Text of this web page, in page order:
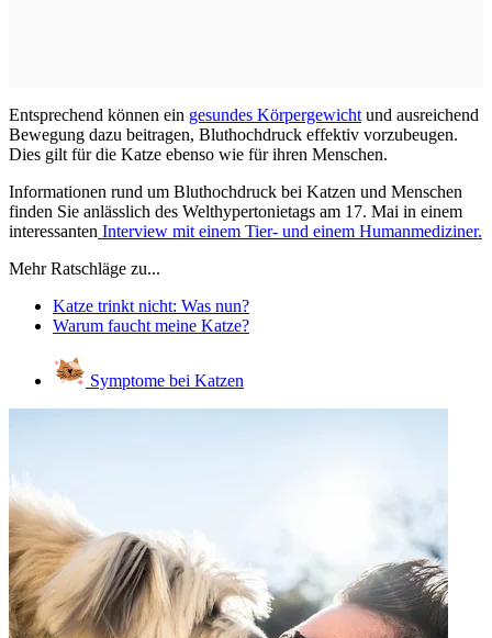
Entsprechend können ein gesundes Körpergewicht und ausreichend
Bewegung dazu beitragen, Bluthochdruck effektiv vorzubeugen.
Dies gilt für die Katze ebenso wie für ihren Menschen.
Informationen rund um Bluthochdruck bei Katzen und Menschen
finden Sie anlässlich des Welthypertonietags am 17. Mai in einem
interessanten Interview mit einem Tier- und einem Humanmediziner.
Mehr Ratschläge zu...
Katze trinkt nicht: Was nun?
Warum faucht meine Katze?
Symptome bei Katzen